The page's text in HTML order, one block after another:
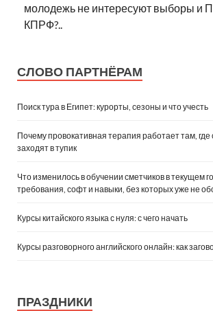
молодежь не интересуют выборы и
КПРФ?..
СЛОВО ПАРТНЁРАМ
Поиск тура в Египет: курорты, сезоны и что учесть
Почему провокативная терапия работает там,
заходят в тупик
Что изменилось в обучении сметчиков в текущем
требования, софт и навыки, без которых уже не
Курсы китайского языка с нуля: с чего начать
Курсы разговорного английского онлайн: как
ПРАЗДНИКИ